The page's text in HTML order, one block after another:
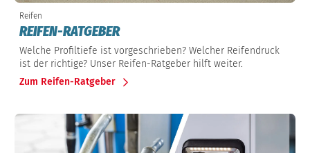
Reifen
REIFEN-RATGEBER
Welche Profiltiefe ist vorgeschrieben? Welcher Reifendruck
ist der richtige? Unser Reifen-Ratgeber hilft weiter.
Zum Reifen-Ratgeber